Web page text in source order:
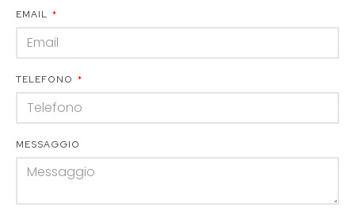
EMAIL
TELEFONO
MESSAGGIO